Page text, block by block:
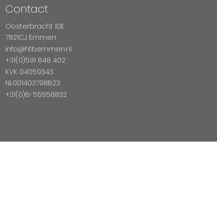
Contact
Oosterbracht 10E
7821CJ Emmen
info@htbemmen.nl
+31(0)591 648 402
KVK 04059343
NL001402798B23
+31(0)6-55558832